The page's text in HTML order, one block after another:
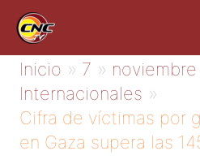
contenido
Inicio 7 noviembre
Internacionales
Cifra de víctimas por
en Gaza supera las